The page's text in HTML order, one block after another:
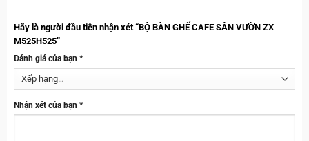
Hãy là người đầu tiên nhận xét “BỘ BÀN GHẾ CAFE SÂN VƯỜN ZX
M525H525”
Đánh giá của bạn *
Nhận xét của bạn *